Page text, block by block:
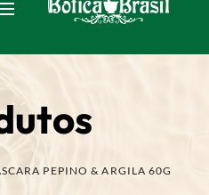
PEPINO & ARGILA 60G